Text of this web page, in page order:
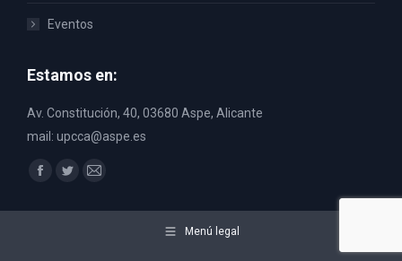
Eventos
Estamos en:
Av. Constitución, 40, 03680 Aspe, Alicante
mail: upcca@aspe.es
Encuéntranos en:
Menú legal